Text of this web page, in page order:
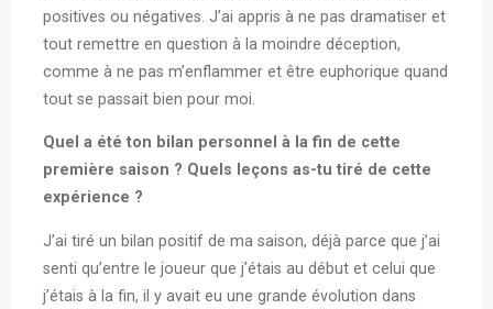
positives ou négatives. J’ai appris à ne pas dramatiser et
tout remettre en question à la moindre déception,
comme à ne pas m’enflammer et être euphorique quand
tout se passait bien pour moi.
Quel a été ton bilan personnel à la fin de cette
première saison ? Quels leçons as-tu tiré de cette
expérience ?
J’ai tiré un bilan positif de ma saison, déjà parce que j’ai
senti qu’entre le joueur que j’étais au début et celui que
j’étais à la fin, il y avait eu une grande évolution dans